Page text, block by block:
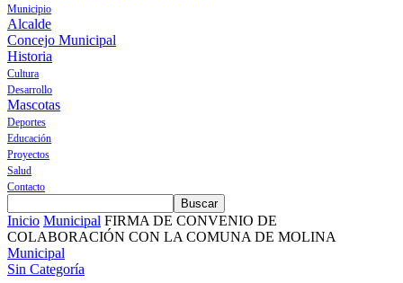
Municipio
Alcalde
Concejo Municipal
Historia
Cultura
Desarrollo
Mascotas
Deportes
Educación
Proyectos
Salud
Contacto
Inicio Municipal FIRMA DE CONVENIO DE
COLABORACIÓN CON LA COMUNA DE MOLINA
Municipal
Sin Categoría